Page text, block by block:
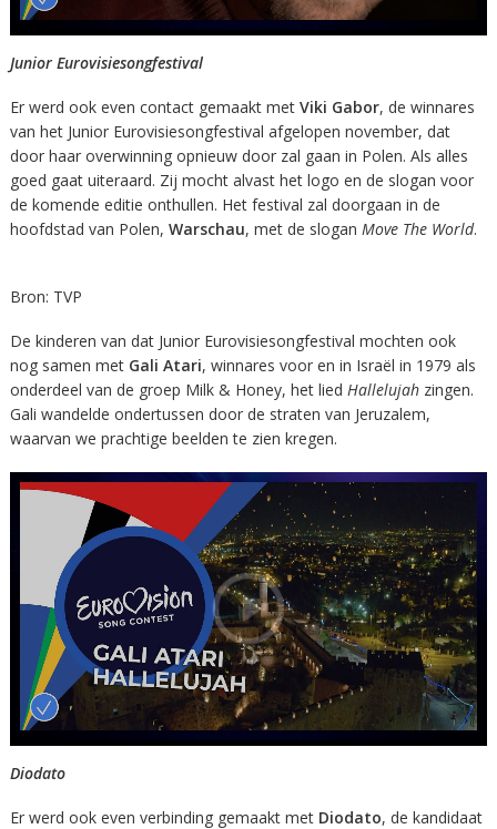
Junior Eurovisiesongfestival
Er werd ook even contact gemaakt met Viki Gabor, de winnares
van het Junior Eurovisiesongfestival afgelopen november, dat
door haar overwinning opnieuw door zal gaan in Polen. Als alles
goed gaat uiteraard. Zij mocht alvast het logo en de slogan voor
de komende editie onthullen. Het festival zal doorgaan in de
hoofdstad van Polen, Warschau, met de slogan Move The World.
Bron: TVP
De kinderen van dat Junior Eurovisiesongfestival mochten ook
nog samen met Gali Atari, winnares voor en in Israël in 1979 als
onderdeel van de groep Milk & Honey, het lied Hallelujah zingen.
Gali wandelde ondertussen door de straten van Jeruzalem,
waarvan we prachtige beelden te zien kregen.
Diodato
Er werd ook even verbinding gemaakt met Diodato, de kandidaat